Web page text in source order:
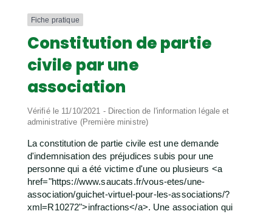
Fiche pratique
Constitution de partie
civile par une
association
Vérifié le 11/10/2021 - Direction de l'information légale et
administrative (Première ministre)
La constitution de partie civile est une demande
d'indemnisation des préjudices subis pour une
personne qui a été victime d'une ou plusieurs <a
href="https://www.saucats.fr/vous-etes/une-
association/guichet-virtuel-pour-les-associations/?
xml=R10272">infractions</a>. Une association qui